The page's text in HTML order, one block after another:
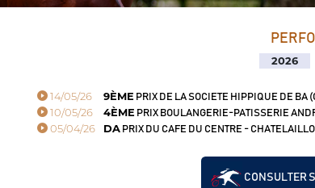
2026
14/05/26 9ÈME PRIX DE LA SOCIETE HIPPIQUE DE BA
10/05/26 4ÈME PRIX BOULANGERIE-PATISSERIE
05/04/26 DAPRIX DU CAFE DU CENTRE -
CONSULTER